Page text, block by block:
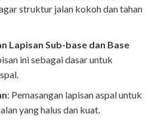
struktur jalan kokoh dan tahan
Lapisan Sub-base dan Base
ini sebagai dasar untuk
: Pemasangan lapisan aspal untuk
yang halus dan kuat.